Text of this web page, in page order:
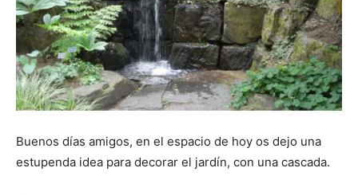
Buenos días amigos, en el espacio de hoy os dejo una
estupenda idea para decorar el jardín, con una cascada.